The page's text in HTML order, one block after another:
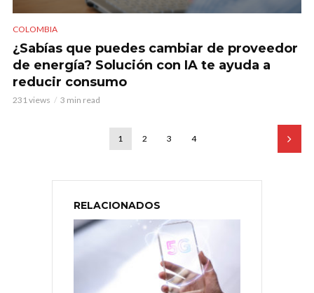
COLOMBIA
¿Sabías que puedes cambiar de proveedor
de energía? Solución con IA te ayuda a
reducir consumo
231 views 3 min read
1 2 3 4
RELACIONADOS